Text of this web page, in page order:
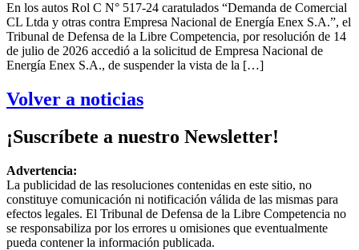
En los autos Rol C N° 517-24 caratulados “Demanda de Comercial
CL Ltda y otras contra Empresa Nacional de Energía Enex S.A.”, el
Tribunal de Defensa de la Libre Competencia, por resolución de 14
de julio de 2026 accedió a la solicitud de Empresa Nacional de
Energía Enex S.A., de suspender la vista de la […]
Volver a noticias
¡Suscríbete a nuestro Newsletter!
Advertencia:
La publicidad de las resoluciones contenidas en este sitio, no
constituye comunicación ni notificación válida de las mismas para
efectos legales. El Tribunal de Defensa de la Libre Competencia no
se responsabiliza por los errores u omisiones que eventualmente
pueda contener la información publicada.